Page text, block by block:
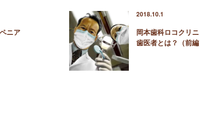
ニア
2018.10.1
岡本歯科ロコクリ
歯医者とは？（前編